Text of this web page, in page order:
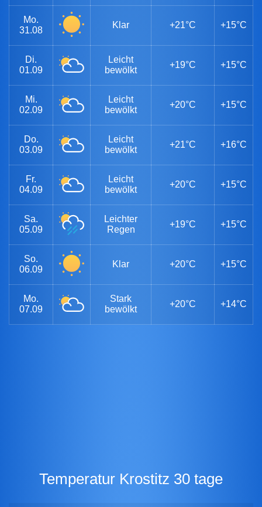
Mo.
31.08
Klar +21°C +15°C
Di.
01.09
Leicht
bewölkt
+19°C +15°C
Mi.
02.09
Leicht
bewölkt
+20°C +15°C
Do.
03.09
Leicht
bewölkt
+21°C +16°C
Fr.
04.09
Leicht
bewölkt
+20°C +15°C
Sa.
05.09
Leichter
Regen
+19°C +15°C
So.
06.09
Klar +20°C +15°C
Mo.
07.09
Stark
bewölkt
+20°C +14°C
Temperatur Krostitz 30 tage